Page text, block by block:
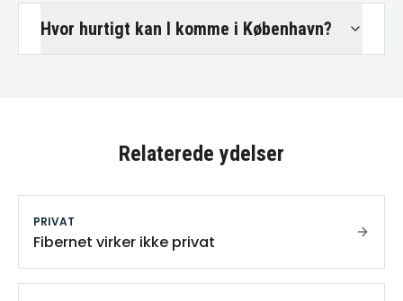
Hvor hurtigt kan I komme i København?
Relaterede ydelser
PRIVAT
Fibernet virker ikke privat